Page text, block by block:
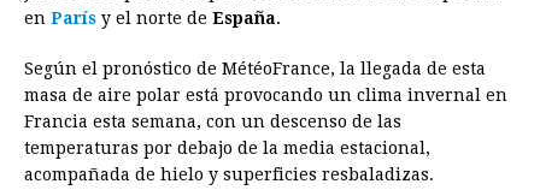
k
e
p
s
n
k
en París y el norte de España.
Según el pronóstico de MétéoFrance, la llegada de esta
masa de aire polar está provocando un clima invernal en
Francia esta semana, con un descenso de las
temperaturas por debajo de la media estacional,
acompañada de hielo y superficies resbaladizas.